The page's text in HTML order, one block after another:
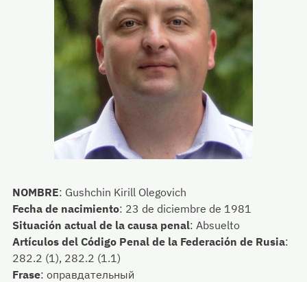
NOMBRE: Gushchin Kirill Olegovich
Fecha de nacimiento: 23 de diciembre de 1981
Situación actual de la causa penal: Absuelto
Artículos del Código Penal de la Federación de Rusia:
282.2 (1), 282.2 (1.1)
Frase: оправдательный